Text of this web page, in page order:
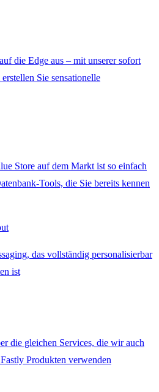
die Edge aus – mit unserer sofort
Sie sensationelle
Store auf dem Markt ist so einfach
Tools, die Sie bereits kennen
das vollständig personalisierbar
ist
die gleichen Services, die wir auch
Produkten verwenden